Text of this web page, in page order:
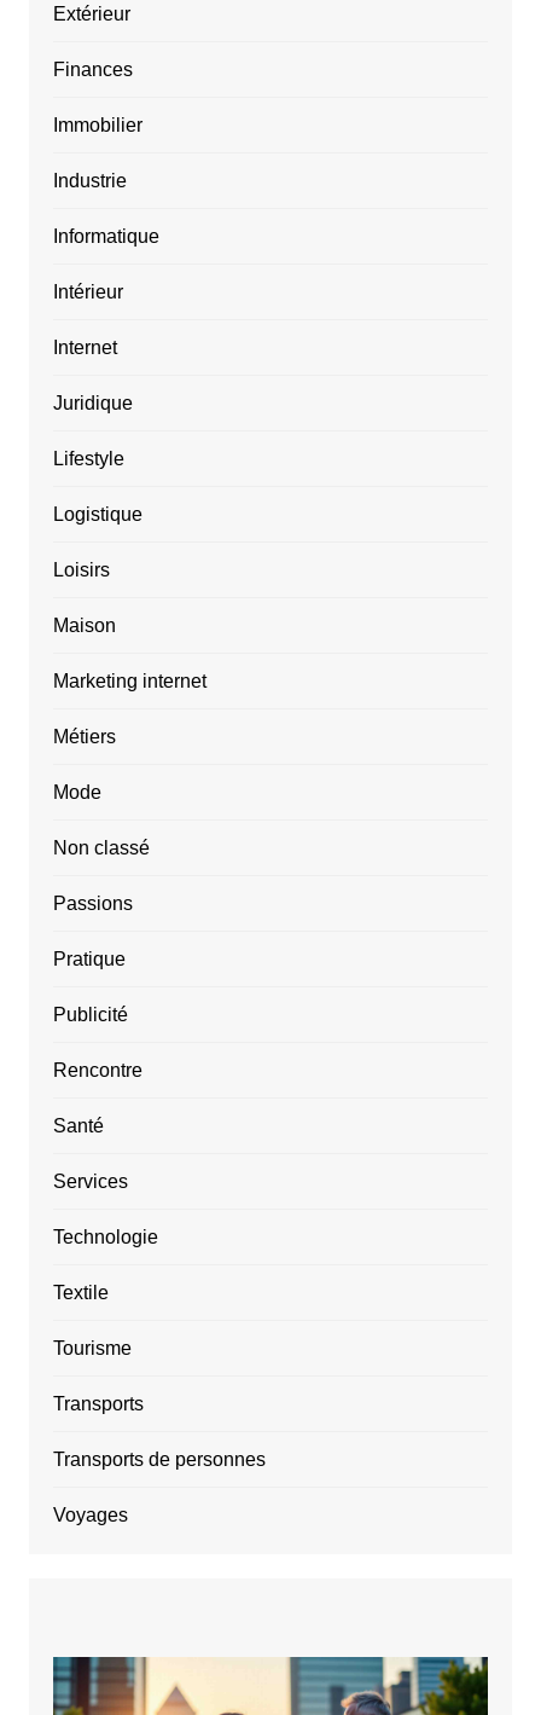
Extérieur
Finances
Immobilier
Industrie
Informatique
Intérieur
Internet
Juridique
Lifestyle
Logistique
Loisirs
Maison
Marketing internet
Métiers
Mode
Non classé
Passions
Pratique
Publicité
Rencontre
Santé
Services
Technologie
Textile
Tourisme
Transports
Transports de personnes
Voyages